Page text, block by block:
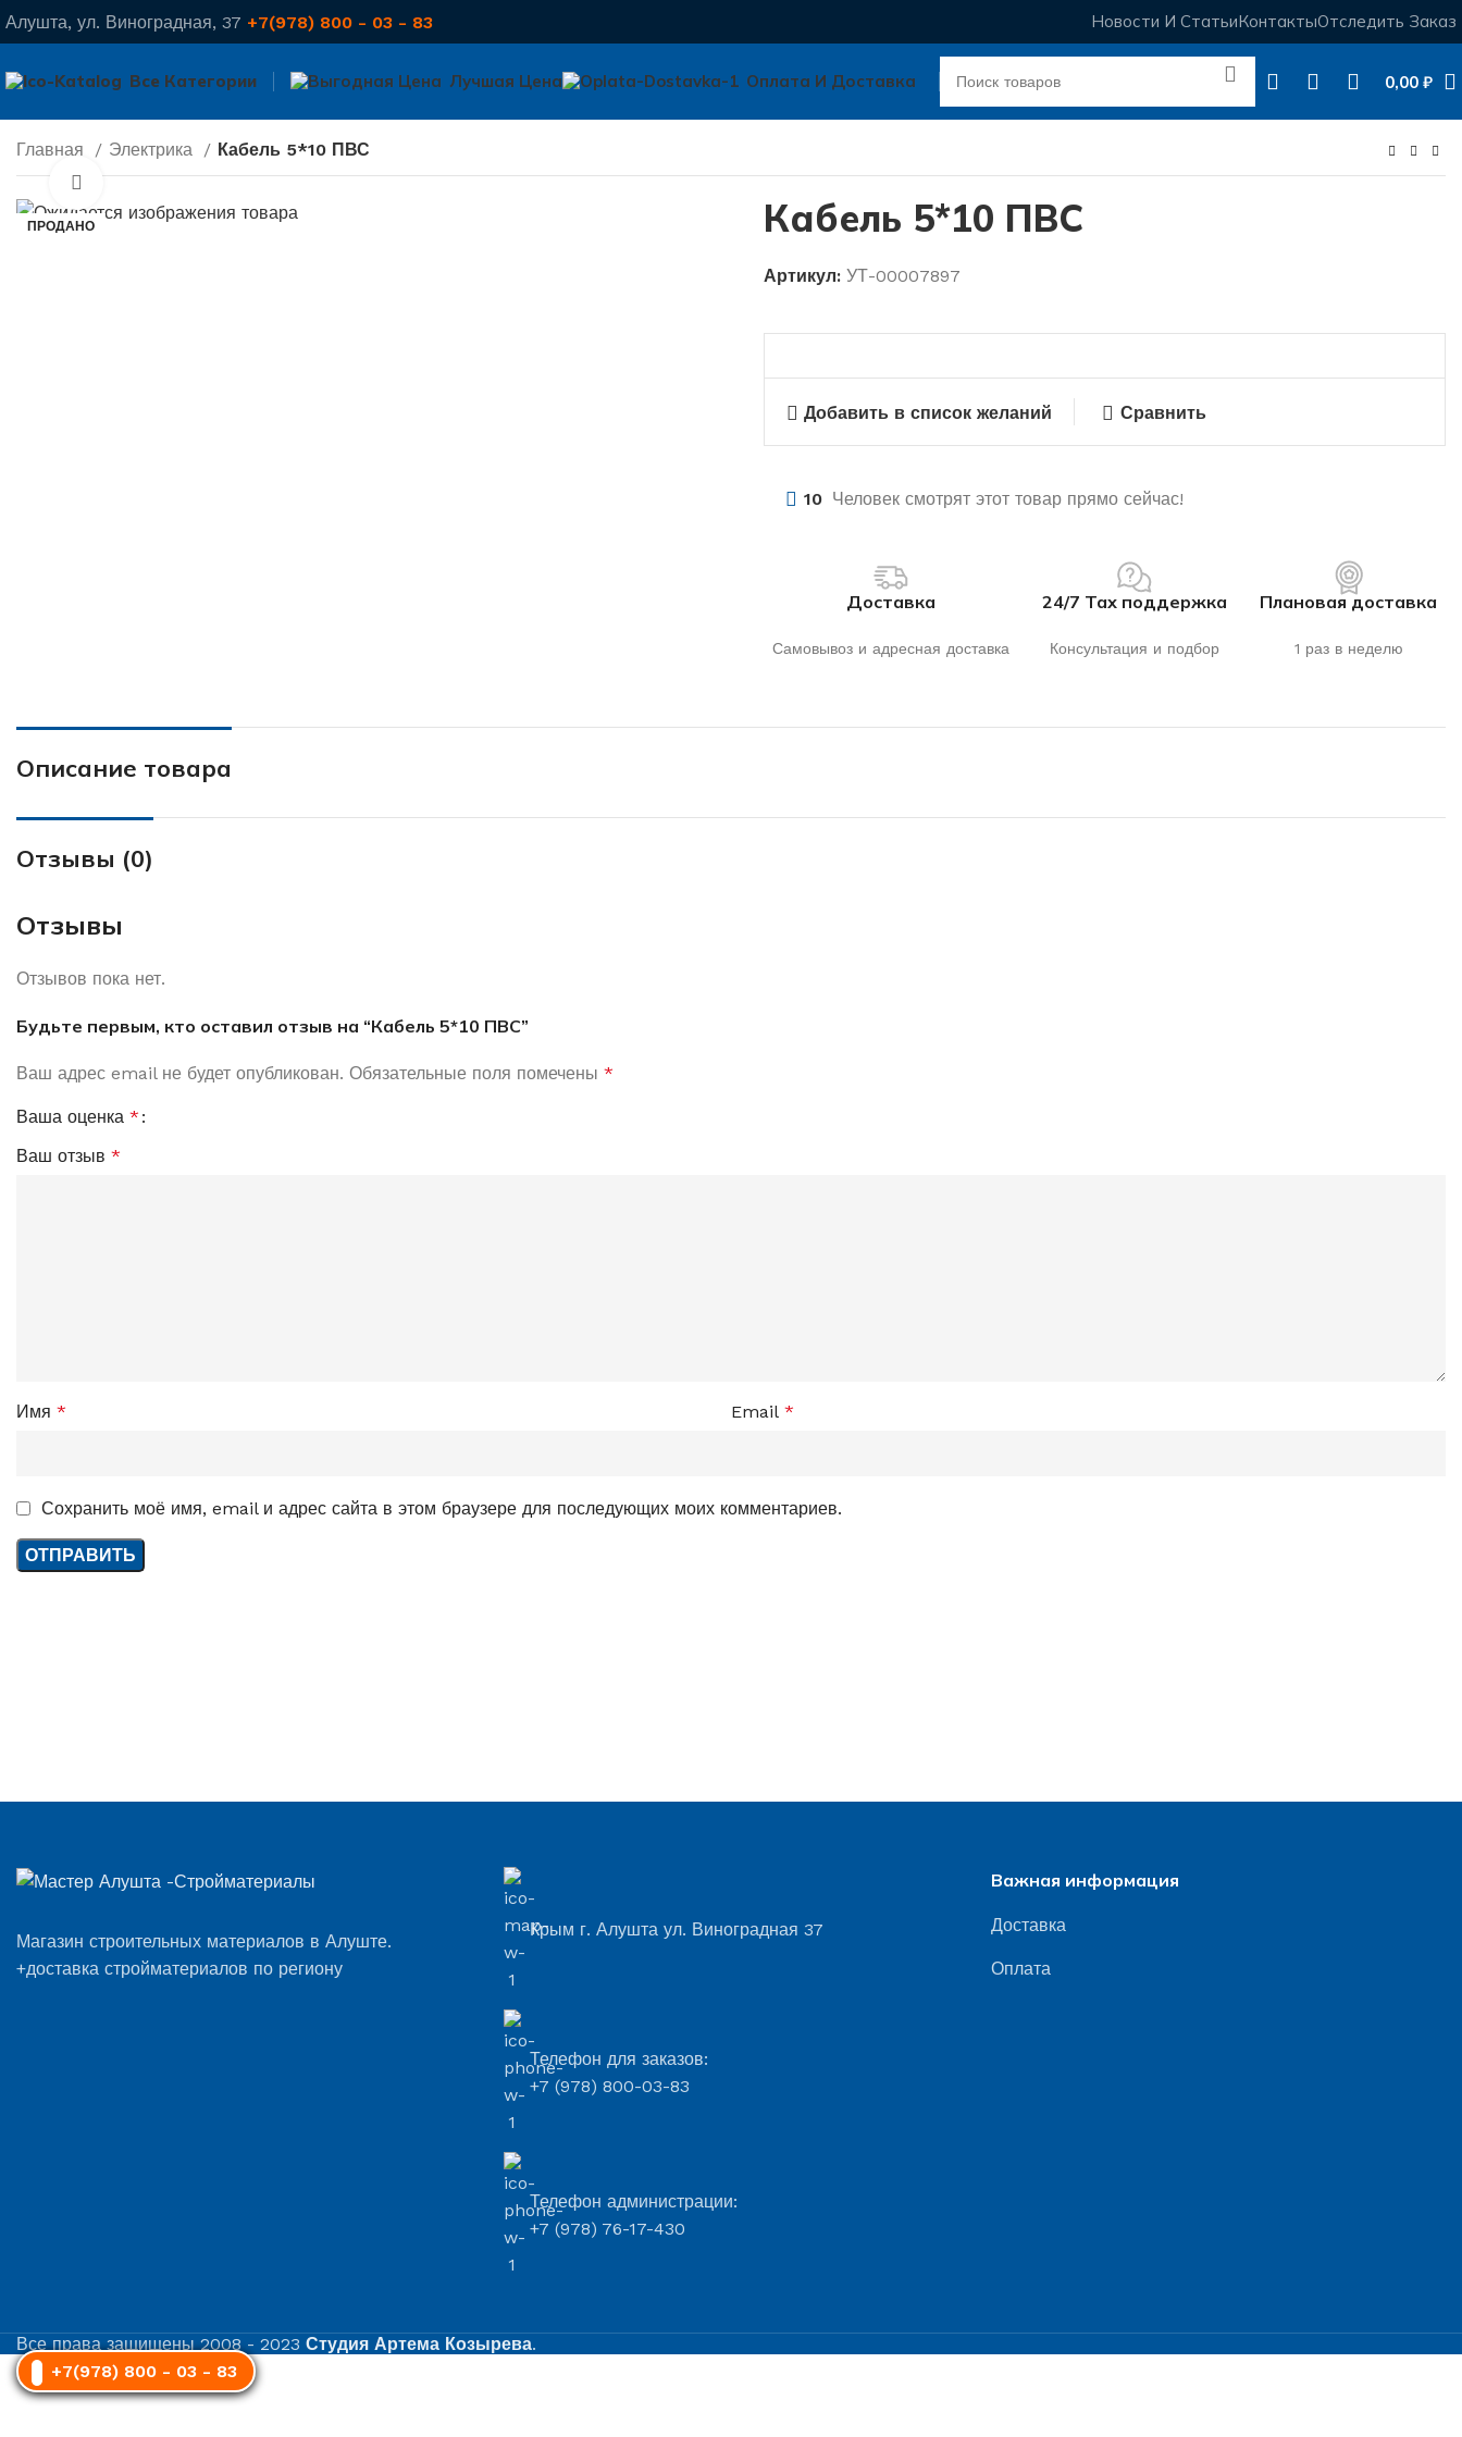
Алушта, ул. Виноградная, 37 +7(978) 800 - 03 - 83 Новости И СтатьиКонтактыОтследить Заказ
Все Категории Лучшая Цена Оплата И Доставка 0,00 ₽
Главная Электрика Кабель 5*10 ПВС
ПРОДАНО
Нажмите, чтобы увеличить
Кабель 5*10 ПВС
Артикул: УТ-00007897
Добавить в список желаний Сравнить
10 Человек смотрят этот товар прямо сейчас!
Доставка
Самовывоз и адресная доставка
24/7 Тах поддержка
Консультация и подбор
Плановая доставка
1 раз в неделю
Описание товара
Отзывы (0)
Отзывы
Отзывов пока нет.
Будьте первым, кто оставил отзыв на “Кабель 5*10 ПВС”
Ваш адрес email не будет опубликован. Обязательные поля помечены *
Ваша оценка *
Ваш отзыв *
Имя * Email *
Сохранить моё имя, email и адрес сайта в этом браузере для последующих моих комментариев.
Магазин строительных материалов в Алуште.
+доставка стройматериалов по региону
+7(978) 800 - 03 - 83
Крым г. Алушта ул. Виноградная 37
Телефон для заказов:
+7 (978) 800-03-83
Телефон администрации:
+7 (978) 76-17-430
Важная информация
Доставка
Оплата
Все права защищены2008 - 2023 Студия Артема Козырева.